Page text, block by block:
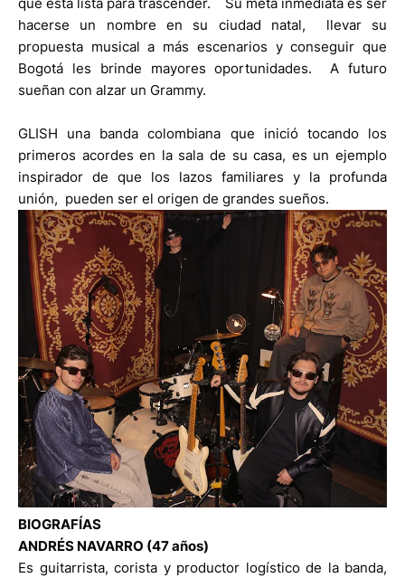
hacerse un nombre en su ciudad natal, llevar su
propuesta musical a más escenarios y conseguir que
Bogotá les brinde mayores oportunidades. A futuro
sueñan con alzar un Grammy.
GLISH una banda colombiana que inició tocando los
primeros acordes en la sala de su casa, es un ejemplo
inspirador de que los lazos familiares y la profunda
unión, pueden ser el origen de grandes sueños.
BIOGRAFÍAS
ANDRÉS NAVARRO (47 años)
Es guitarrista, corista y productor logístico de la banda,